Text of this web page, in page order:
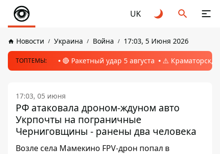
UK
Новости Украина Война 17:03, 5 Июня 2026
ТОПТЕМЫ: 🔴 Ракетный удар 5 августа ⚠️ Краматорск,
17:03, 05 июня
РФ атаковала дроном-ждуном авто
Укрпочты на пограничные
Черниговщины - ранены два человека
Возле села Мамекино FPV-дрон попал в